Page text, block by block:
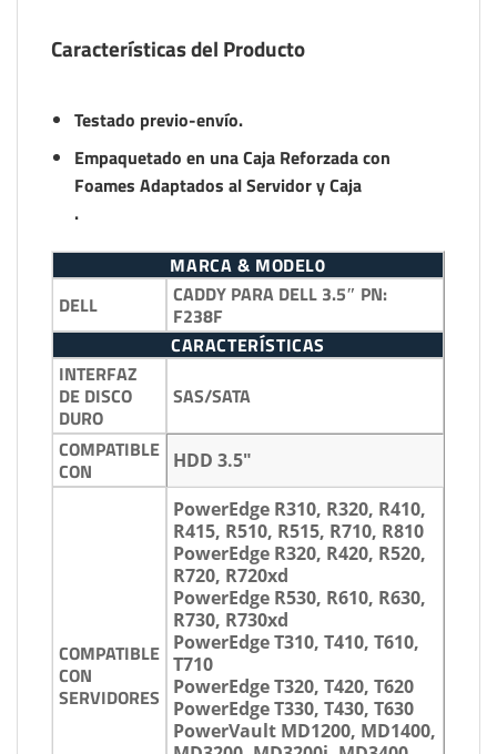
Características del Producto
Testado previo-envío.
Empaquetado en una Caja Reforzada con
Foames Adaptados al Servidor y Caja
.
MARCA & MODEL0
DELL
CADDY PARA DELL 3.5″ PN:
F238F
CARACTERÍSTICAS
INTERFAZ
DE DISCO
DURO
SAS/SATA
COMPATIBLE
CON
HDD 3.5″
COMPATIBLE
CON
SERVIDORES
PowerEdge R310, R320, R410,
R415, R510, R515, R710, R810
PowerEdge R320, R420, R520,
R720, R720xd
PowerEdge R530, R610, R630,
R730, R730xd
PowerEdge T310, T410, T610,
T710
PowerEdge T320, T420, T620
PowerEdge T330, T430, T630
PowerVault MD1200, MD1400,